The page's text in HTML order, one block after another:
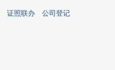
证照联办
公司登记